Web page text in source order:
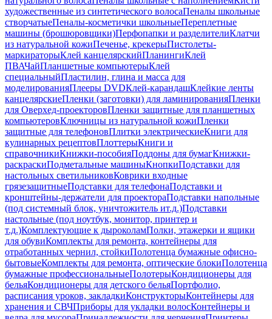
художественные из синтетического волосаПеналы школьные
створчатыеПеналы-косметички школьныеПереплетные
машины (брошюровщики)Перфопапки и разделителиКлатчи
из натуральной кожиПеченье, крекерыПистолеты-
маркираторыКлей канцелярскийПланингиКлей
ПВАЧайПланшетные компьютерыКлей
специальныйПластилин, глина и масса для
моделированияПлееры DVDКлей-карандашКлейкие ленты
канцелярскиеПленки (заготовки) для ламинированияПленки
для Оверхед-проекторовПленки защитные для планшетных
компьютеровКлючницы из натуральной кожиПленки
защитные для телефоновПлитки электрическиеКниги для
кулинарных рецептовПлоттерыКниги и
справочникиКнижки-пособияПоддоны для бумагКнижки-
раскраскиПодметальные машиныКнопкиПодставки для
настольных светильниковКоврики входные
грязезащитныеПодставки для телефонаПодставки и
кронштейны-держатели для проектораПодставки напольные
(под системный блок, уничтожитель ит.д.)Подставки
настольные (под ноутбук, монитор, принтер и
т.д.)Комплектующие к дыроколамПолки, этажерки и ящики
для обувиКомплекты для ремонта, контейнеры для
отработанных чернил, стойкиПолотенца бумажные офисно-
бытовыеКомплекты для ремонта, оптические блокиПолотенца
бумажные профессиональныеПолотерыКондиционеры для
бельяКондиционеры для детского бельяПортфолио,
расписания уроков, закладкиКонструкторыКонтейнеры для
хранения и СВЧПриборы для укладки волосКонтейнеры и